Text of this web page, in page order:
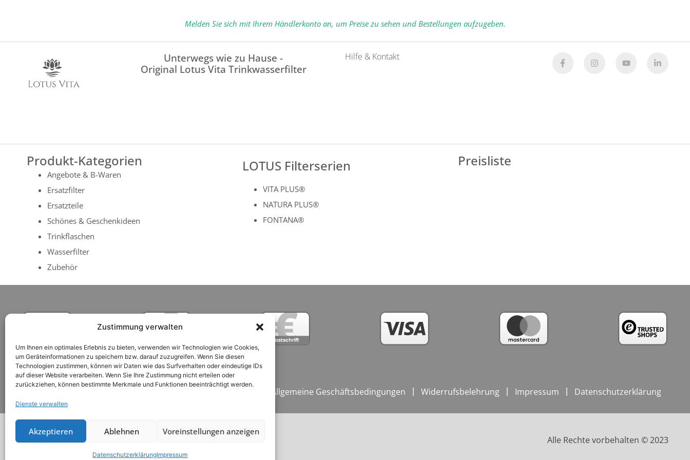
Zustimmung verwalten
Um Ihnen ein optimales Erlebnis zu bieten, verwenden wir Technologien wie Cookies,
um Geräteinformationen zu speichern bzw. darauf zuzugreifen. Wenn Sie diesen
Technologien zustimmen, können wir Daten wie das Surfverhalten oder eindeutige IDs
auf dieser Website verarbeiten. Wenn Sie Ihre Zustimmung nicht erteilen oder
zurückziehen, können bestimmte Merkmale und Funktionen beeinträchtigt werden.
Dienste verwalten
Akzeptieren Ablehnen Voreinstellungen anzeigen
DatenschutzerklärungImpressum
Melden Sie sich mit Ihrem Händlerkonto an, um Preise zu sehen und Bestellungen aufzugeben.
Unterwegs wie zu Hause -
Original Lotus Vita Trinkwasserfilter
Hilfe & Kontakt
Produkt-Kategorien
Angebote & B-Waren
Ersatzfilter
Ersatzteile
Schönes & Geschenkideen
Trinkflaschen
Wasserfilter
Zubehör
LOTUS Filterserien
VITA PLUS®
NATURA PLUS®
FONTANA®
Preisliste
Nutzungsbedingungen / Allgemeine Geschäftsbedingungen Widerrufsbelehrung Impressum Datenschutzerklärung
LOTUS VITA GmbH & Co. KG Alle Rechte vorbehalten © 2023